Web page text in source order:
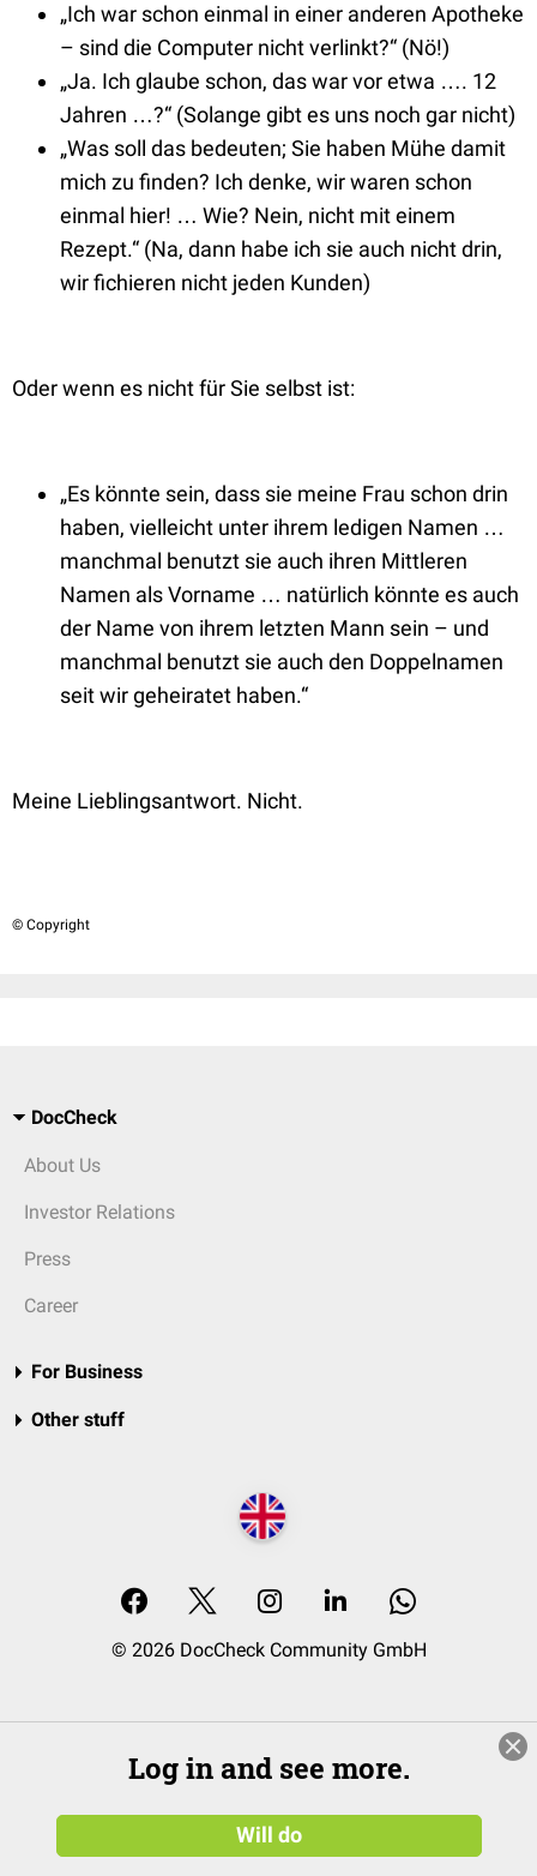
„Ich war schon einmal in einer anderen Apotheke
– sind die Computer nicht verlinkt?“ (Nö!)
„Ja. Ich glaube schon, das war vor etwa …. 12
Jahren …?“ (Solange gibt es uns noch gar nicht)
„Was soll das bedeuten; Sie haben Mühe damit
mich zu finden? Ich denke, wir waren schon
einmal hier! … Wie? Nein, nicht mit einem
Rezept.“ (Na, dann habe ich sie auch nicht drin,
wir fichieren nicht jeden Kunden)
Oder wenn es nicht für Sie selbst ist:
„Es könnte sein, dass sie meine Frau schon drin
haben, vielleicht unter ihrem ledigen Namen …
manchmal benutzt sie auch ihren Mittleren
Namen als Vorname … natürlich könnte es auch
der Name von ihrem letzten Mann sein – und
manchmal benutzt sie auch den Doppelnamen
seit wir geheiratet haben.“
Meine Lieblingsantwort. Nicht.
© Copyright
DocCheck
About Us
Investor Relations
Press
Career
For Business
Other stuff
© 2026 DocCheck Community GmbH
Log in and see more.
Will do